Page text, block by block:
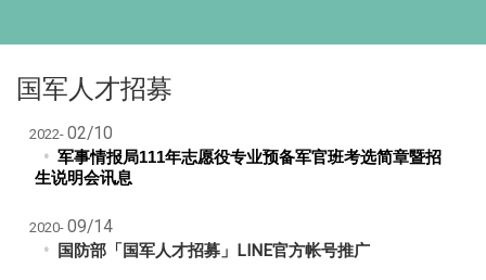
国军人才招募
2022- 02/10
军事情报局111年志愿役专业预备军官班考选简章暨招
生说明会讯息
2020- 09/14
国防部「国军人才招募」LINE官方帐号推广